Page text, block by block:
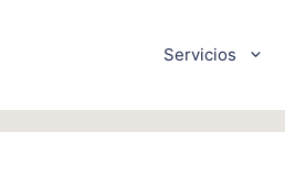
Servicios